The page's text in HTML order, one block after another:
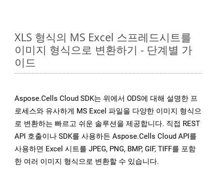
XLS 형식의 MS Excel 스프레드시트를
이미지 형식으로 변환하기 - 단계별 가
이드
Aspose.Cells Cloud SDK는 위에서 ODS에 대해 설명한 프
로세스와 유사하게 MS Excel 파일을 다양한 이미지 형식으
로 변환하는 빠르고 쉬운 솔루션을 제공합니다. 직접 REST
API 호출이나 SDK를 사용하든 Aspose.Cells Cloud API를
사용하면 Excel 시트를 JPEG, PNG, BMP, GIF, TIFF를 포함
한 여러 이미지 형식으로 변환할 수 있습니다.